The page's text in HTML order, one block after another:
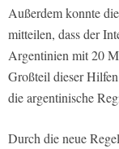
Außerdem konnte
mitteilen, dass der
Argentinien mit 20
Großteil dieser
die argentinische
Durch die neue